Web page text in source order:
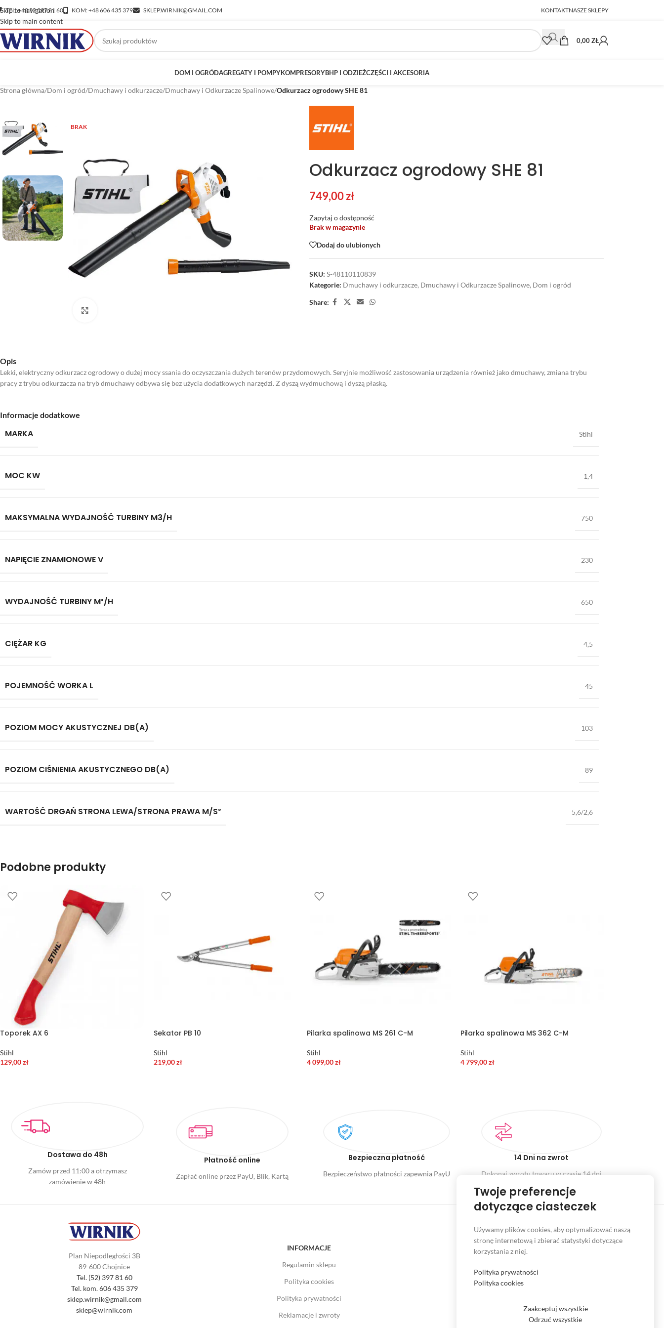
Skip to navigation
Skip to main content
TEL: +48 52 397 81 60 KOM: +48 606 435 379 SKLEP.WIRNIK@GMAIL.COM KONTAKTNASZE SKLEPY
0,00ZŁ
DOM I OGRÓDAGREGATY I POMPYKOMPRESORYBHP I ODZIEŻCZĘŚCI I AKCESORIA
Strona główna/Dom i ogród/Dmuchawy i odkurzacze/Dmuchawy i Odkurzacze Spalinowe/Odkurzacz ogrodowy SHE 81
BRAK
Odkurzacz ogrodowy SHE 81
749,00zł
Zapytaj o dostępność
Brak w magazynie
Dodaj do ulubionych
SKU: S-48110110839
Kategorie: Dmuchawy i odkurzacze, Dmuchawy i Odkurzacze Spalinowe, Dom i ogród
Share:
Opis
Lekki, elektryczny odkurzacz ogrodowy o dużej mocy ssania do oczyszczania dużych terenów przydomowych. Seryjnie możliwość zastosowania urządzenia również jako dmuchawy, zmiana trybu
pracy z trybu odkurzacza na tryb dmuchawy odbywa się bez użycia dodatkowych narzędzi. Z dyszą wydmuchową i dyszą płaską.
Informacje dodatkowe
MARKA Stihl
MOC KW 1,4
MAKSYMALNA WYDAJNOŚĆ TURBINY M3/H 750
NAPIĘCIE ZNAMIONOWE V 230
WYDAJNOŚĆ TURBINY M³/H 650
CIĘŻAR KG 4,5
POJEMNOŚĆ WORKA L 45
POZIOM MOCY AKUSTYCZNEJ DB(A) 103
POZIOM CIŚNIENIA AKUSTYCZNEGO DB(A) 89
WARTOŚĆ DRGAŃ STRONA LEWA/STRONA PRAWA M/S² 5,6/2,6
Podobne produkty
Toporek AX 6
Stihl
129,00zł
Sekator PB 10
Stihl
219,00zł
Pilarka spalinowa MS 261 C-M
Stihl
4 099,00zł
Pilarka spalinowa MS 362 C-M
Stihl
4 799,00zł
Dostawa do 48h
Zamów przed 11:00 a otrzymasz
zamówienie w 48h
Płatność online
Zapłać online przez PayU, Blik, Kartą
Bezpieczna płatność
Bezpieczeństwo płatności zapewnia PayU
14 Dni na zwrot
Dokonaj zwrotu towaru w czasie 14 dni
Plan Niepodległości 3B
89-600 Chojnice
Tel. (52) 397 81 60
Tel. kom. 606 435 379
sklep.wirnik@gmail.com
sklep@wirnik.com
INFORMACJE
Regulamin sklepu
Polityka cookies
Polityka prywatności
Reklamacje i zwroty
INFORMACJE
Kontakt
Twoje preferencje
dotyczące ciasteczek
Używamy plików cookies, aby optymalizować naszą
stronę internetową i zbierać statystyki dotyczące
korzystania z niej.
Polityka prywatności
Polityka cookies
Zaakceptuj wszystkie
Odrzuć wszystkie